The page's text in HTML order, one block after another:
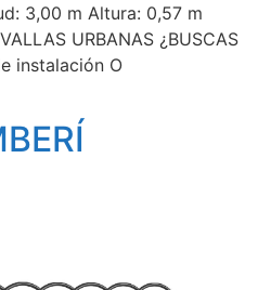
3,00 m Altura: 0,57 m
URBANAS ¿BUSCAS
instalación O